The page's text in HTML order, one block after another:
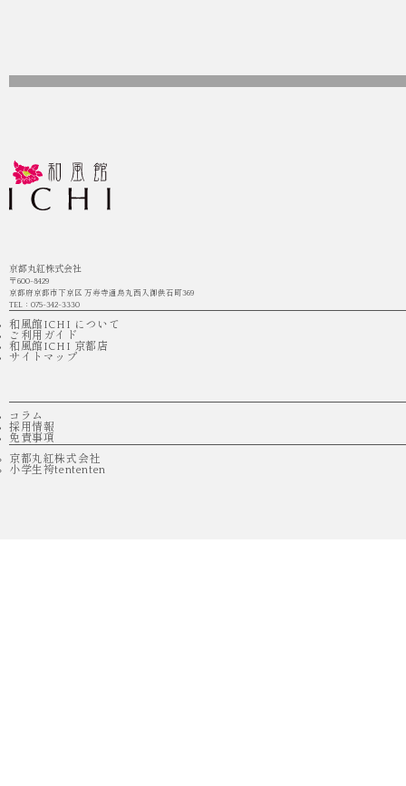
京都丸紅株式会社
〒600-8429
京都府京都市下京区 万寿寺通烏丸西入御供石町369
TEL：075-342-3330
和風館ICHI について
ご利用ガイド
和風館ICHI 京都店
サイトマップ
コラム
採用情報
免責事項
京都丸紅株式会社
小学生袴tententen